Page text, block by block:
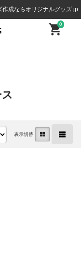
成ならオリジナルグッズ.jp
0
表示切替